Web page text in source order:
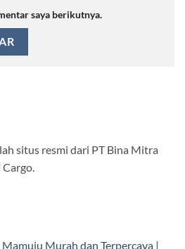
saya berikutnya.
situs resmi dari PT Bina Mitra
Cargo.
Murah dan Terpercaya |